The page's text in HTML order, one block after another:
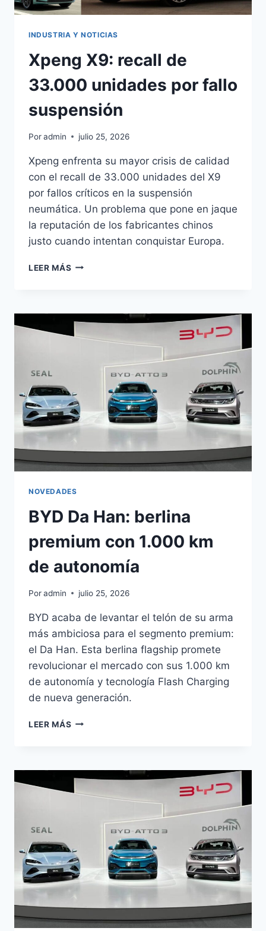
INDUSTRIA Y NOTICIAS
Xpeng X9: recall de
33.000 unidades por fallo
suspensión
Poradmin julio 25, 2026
Xpeng enfrenta su mayor crisis de calidad
con el recall de 33.000 unidades del X9
por fallos críticos en la suspensión
neumática. Un problema que pone en jaque
la reputación de los fabricantes chinos
justo cuando intentan conquistar Europa.
LEER MÁS XPENG
33.000
UNIDADES
POR
SUSPENSIÓN
NOVEDADES
BYD Da Han: berlina
premium con 1.000 km
de autonomía
Poradmin julio 25, 2026
BYD acaba de levantar el telón de su arma
más ambiciosa para el segmento premium:
el Da Han. Esta berlina flagship promete
revolucionar el mercado con sus 1.000 km
de autonomía y tecnología Flash Charging
de nueva generación.
LEER MÁS BYD
PREMIUM
CON
1.000
AUTONOMÍA